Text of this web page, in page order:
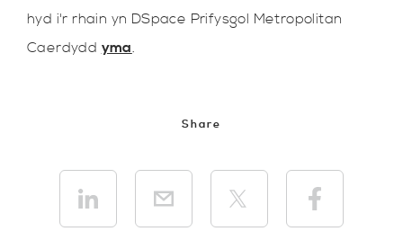
hyd i'r rhain yn DSpace Prifysgol Metropolitan
Caerdydd yma.
Share